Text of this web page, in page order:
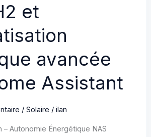
et
avancée
Assistant
/Solaire /ilan
– Autonomie Énergétique NAS